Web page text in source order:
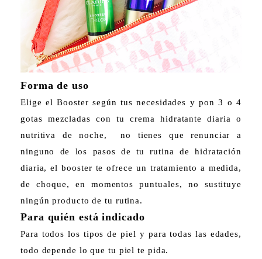
Forma de uso
Elige el Booster según tus necesidades y pon 3 o 4
gotas mezcladas con tu crema hidratante diaria o
nutritiva de noche, no tienes que renunciar a
ninguno de los pasos de tu rutina de hidratación
diaria, el booster te ofrece un tratamiento a medida,
de choque, en momentos puntuales, no sustituye
ningún producto de tu rutina.
Para quién está indicado
Para todos los tipos de piel y para todas las edades,
todo depende lo que tu piel te pida.